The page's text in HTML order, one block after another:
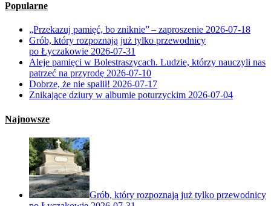
Popularne
„Przekazuj pamięć, bo zniknie” – zaproszenie 2026-07-18
Grób, który rozpoznają już tylko przewodnicy
po Łyczakowie 2026-07-31
Aleje pamięci w Bolestraszycach. Ludzie, którzy nauczyli nas
patrzeć na przyrodę 2026-07-10
Dobrze, że nie spalił! 2026-07-17
Znikające dziury w albumie poturzyckim 2026-07-04
Najnowsze
Grób, który rozpoznają już tylko przewodnicy